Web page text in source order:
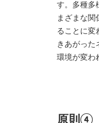
す。多種多
まざまな関
ることに変
きあがった
環境が変わ
原則④